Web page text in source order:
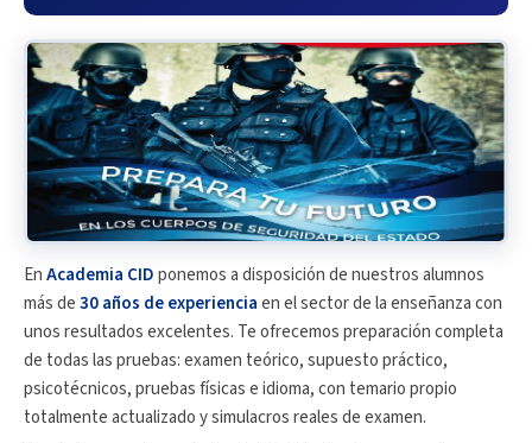
EnAcademia CIDponemos a disposición de nuestros alumnos
más de30 años de experienciaen el sector de la enseñanza con
unos resultados excelentes. Te ofrecemos preparación completa
de todas las pruebas: examen teórico, supuesto práctico,
psicotécnicos, pruebas físicas e idioma, con temario propio
totalmente actualizado y simulacros reales de examen.